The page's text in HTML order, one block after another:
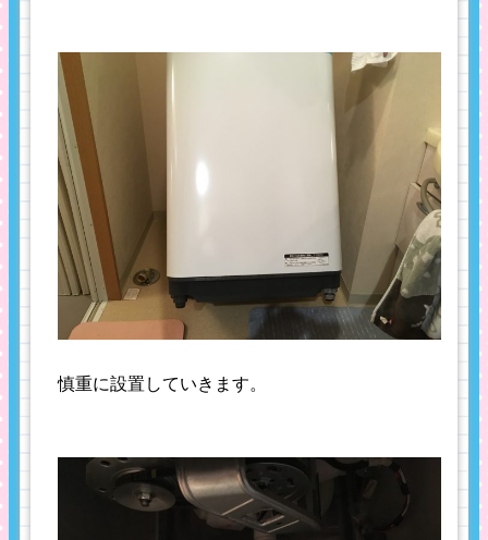
慎重に設置していきます。